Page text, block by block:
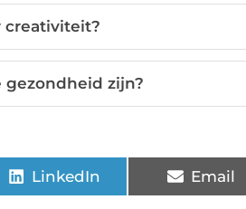
zijn?
LinkedIn Email